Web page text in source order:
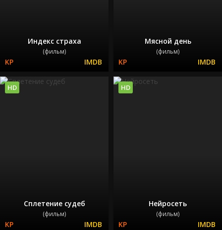
Индекс страха
(фильм)
Мясной день
(фильм)
Сплетение судеб
(фильм)
HD
Нейросеть
(фильм)
HD